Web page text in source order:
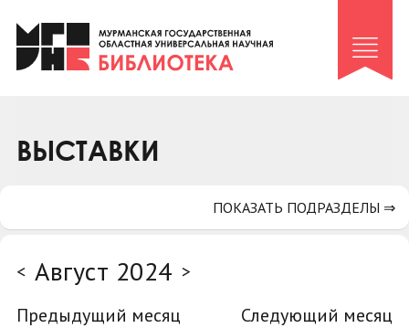
Клуб «Гиря и сельдерей»
Клуб «Семейный архив»
Коллегам
ВЫСТАВКИ
< Август 2024 >
Предыдущий месяц
Следующий месяц
ПОКАЗАТЬ ПОДРАЗДЕЛЫ ⇒